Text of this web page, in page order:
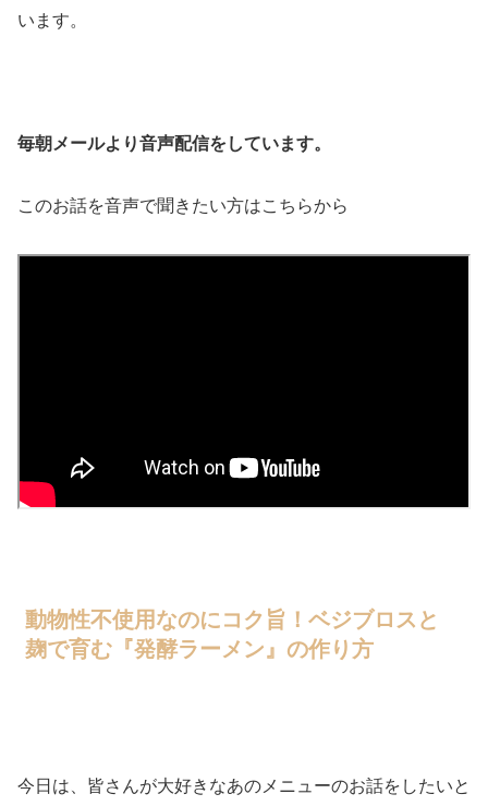
います。
毎朝メールより音声配信をしています。
このお話を音声で聞きたい方はこちらから
動物性不使用なのにコク旨！ベジブロスと
麹で育む『発酵ラーメン』の作り方
今日は、皆さんが大好きなあのメニューのお話をしたいと